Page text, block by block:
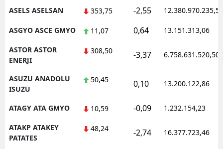
ASELS ASELSAN 353,75 -2,55 12.380.970.235,50
ASGYO ASCE GMYO 11,07 0,64 13.151.313,06
ASTOR ASTOR
ENERJI
308,50 -3,37 6.758.631.520,50
ASUZU ANADOLU
ISUZU
50,45 0,10 13.200.122,86
ATAGY ATA GMYO 10,59 -0,09 1.232.154,23
ATAKP ATAKEY
PATATES
48,24 -2,74 16.377.723,46